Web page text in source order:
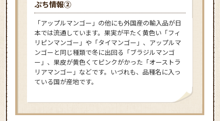
ぷち情報②
「アップルマンゴー」の他にも外国産の輸入品が日
本では流通しています。果実が平たく黄色い「フィ
リピンマンゴー」や「タイマンゴー」、アップルマ
ンゴーと同じ種類で冬に出回る「ブラジルマンゴ
ー」、果皮が黄色くてピンクがかった「オーストラ
リアマンゴー」などです。いづれも、品種名に入っ
ている国が産地です。